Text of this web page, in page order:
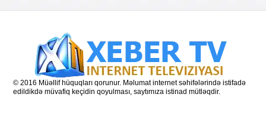
© 2016 Müəllif hüquqları qorunur. Məlumat internet səhifələrində istifadə
edildikdə müvafiq keçidin qoyulması, saytımıza istinad mütləqdir.